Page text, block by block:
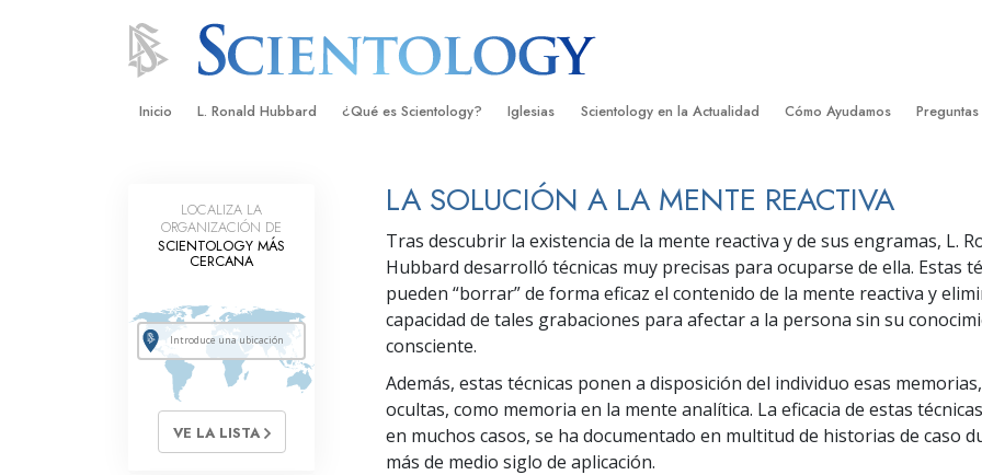
Inicio L. Ronald Hubbard ¿Qué es Scientology?
Credos y Códigos de Scientology
Qué dicen los Scientologists acerca de
Scientology
Conoce a un Scientologist
Dentro de una Iglesia
Los Principios Básicos de Scientology
Una Introducción a Dianética
Iglesias
Iglesias Ideales de Scientology
Organizaciones Avanzadas
Base en Tierra de Flag
Llevando Scientology al Mundo
Scientology en la Actualidad
Eventos de Scientology
David Miscavige: Líder Eclesiástico de
Scientology
Cómo Ayudamos
Applied Scholastics
Criminon
Narconon
Unidos por los Derechos
Comisión de Ciudadanos por
Derechos Humanos
La
LA SOLUCIÓN A LA MENTE REACTIVA
Tras descubrir la existencia de la mente reactiva y de sus engramas, L.
Hubbard desarrolló técnicas muy precisas para ocuparse de ella. Estas
pueden “borrar” de forma eficaz el contenido de la mente reactiva y
capacidad de tales grabaciones para afectar a la persona sin su
consciente.
Además, estas técnicas ponen a disposición del individuo esas
ocultas, como memoria en la mente analítica. La eficacia de estas
en muchos casos, se ha documentado en multitud de historias de caso
más de medio siglo de aplicación.
LOCALIZA LA
ORGANIZACIÓN DE
SCIENTOLOGY MÁS
CERCANA
VE LA LISTA